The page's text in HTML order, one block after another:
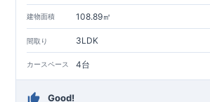
固定資産税などの税制優遇を受けられるだ
でも、長期優良住宅が有利に働きます。
【充実のアフターサポート】
・東栄住宅では、お引渡し後最大10回の無
え、アフターサービスを外部の業者に委託せ
ープ「東栄ホームサービス株式会社」にて責
建物面積 108.89㎡
間取り 3LDK
カースペース 4台
Good!